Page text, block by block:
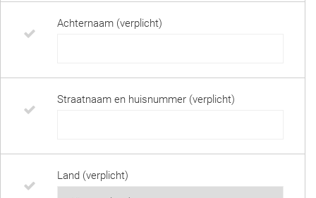
Achternaam (verplicht)
Straatnaam en huisnummer (verplicht)
Land (verplicht)